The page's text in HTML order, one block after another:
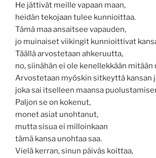
He jättivät meille vapaan maan,
heidän tekojaan tulee kunnioittaa.
Tämä maa ansaitsee vapauden,
jo muinaiset viikingit kunnioittivat
Täällä arvostetaan ahkeruutta,
no, siinähän ei ole kenellekkään mitään
Arvostetaan myöskin sitkeyttä kansan
joka sai itselleen maansa
Paljon se on kokenut,
monet asiat unohtanut,
mutta sisua ei milloinkaan
tämä kansa unohtaa saa.
Vielä kerran, sinun päiväs koittaa,